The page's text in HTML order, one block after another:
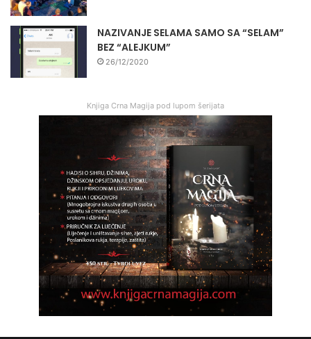
NAZIVANJE SELAMA SAMO SA “SELAM”
BEZ “ALEJKUM”
26/12/2020
Knjiga Crna Magija pod lupom šerijata